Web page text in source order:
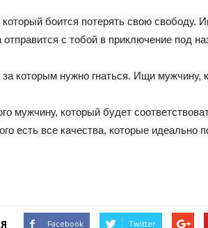
боится потерять свою свободу.
отправится с тобой в приключение под
которым нужно гнаться. Ищи мужчину,
мужчину, который будет
есть все качества, которые идеально
Facebook Twitter